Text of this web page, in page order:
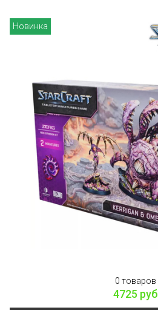
Новинка
0 товаров
4725 руб